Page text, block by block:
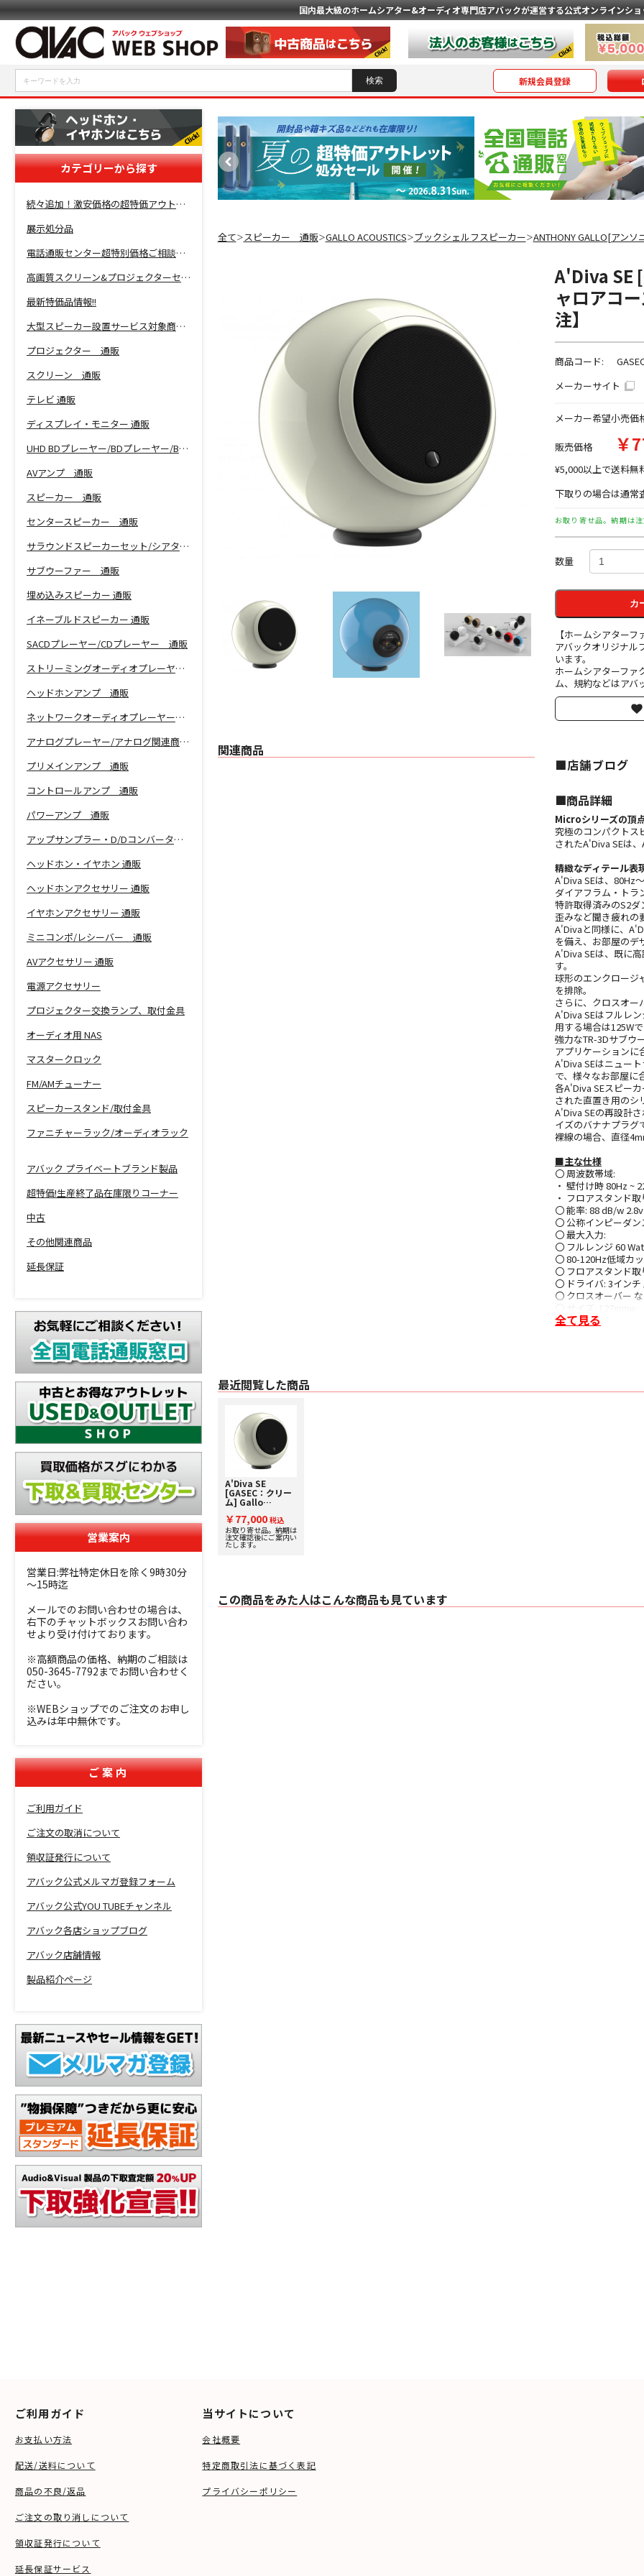
国内最大級のホームシアター&オーディオ専門店アバックが運営する公式オンラインショ
新規会員登録
カテゴリーから探す
続々追加！激安価格の超特価アウトレットセール開催！
展示処分品
電話通販センター超特別価格ご相談コーナー！
高画質スクリーン&プロジェクターセット超特価！
最新特価品情報!!
大型スピーカー設置サービス対象商品！
プロジェクター 通販
スクリーン 通販
テレビ 通販
ディスプレイ・モニター 通販
UHD BDプレーヤー/BDプレーヤー/BDレコーダー 通販
AVアンプ 通販
スピーカー 通販
センタースピーカー 通販
サラウンドスピーカーセット/シアターバー 通販
サブウーファー 通販
埋め込みスピーカー 通販
イネーブルドスピーカー 通販
SACDプレーヤー/CDプレーヤー 通販
ストリーミングオーディオプレーヤー 通販
ヘッドホンアンプ 通販
ネットワークオーディオプレーヤー 通販
アナログプレーヤー/アナログ関連商品 通販
プリメインアンプ 通販
コントロールアンプ 通販
パワーアンプ 通販
アップサンプラー・D/Dコンバーター 通販
ヘッドホン・イヤホン 通販
ヘッドホンアクセサリー 通販
イヤホンアクセサリー 通販
ミニコンポ/レシーバー 通販
AVアクセサリー 通販
電源アクセサリー
プロジェクター交換ランプ、取付金具
オーディオ用 NAS
マスタークロック
FM/AMチューナー
スピーカースタンド/取付金具
ファニチャーラック/オーディオラック
アバック プライベートブランド製品
超特価!生産終了品在庫限りコーナー
中古
その他関連商品
延長保証
営業案内
営業日:弊社特定休日を除く9時30分
～15時迄
メールでのお問い合わせの場合は、
右下のチャットボックスお問い合わ
せより受け付けております。
※高額商品の価格、納期のご相談は
050-3645-7792までお問い合わせく
ださい。
※WEBショップでのご注文のお申し
込みは年中無休です。
ご案内
ご利用ガイド
ご注文の取消について
領収証発行について
アバック公式メルマガ登録フォーム
アバック公式YOU TUBEチャンネル
アバック各店ショップブログ
アバック店舗情報
製品紹介ページ
全て＞スピーカー 通販＞GALLO ACOUSTICS＞ブックシェルフスピーカー＞ANTHONY GALLO[アンソ
関連商品
A'Diva SE
ャロアコ
注】
商品コード:
メーカーサイト
メーカー希望小売価
販売価格 ￥
¥5,000以上で送料無
下取りの場合は通常
お取り寄せ品。納期は
数量
カ
【ホームシアターフ
アバックオリジナル
います。
ホームシアターファ
ム、規約などはアバ
■店舗ブログ
■︎商品詳細
Microシリーズの頂
究極のコンパクトス
されたA'Diva SEは
精緻なディテール表
A'Diva SEは、80Hz
ダイアフラム・トラ
特許取得済みのS2
歪みなど聞き疲れの
A'Divaと同様に、
を備え、お部屋のデ
A'Diva SEは、既に
す。
球形のエンクロージ
を排除。
さらに、クロスオー
A'Diva SEはフルレ
用する場合は125Wで
強力なTR-3Dサブウ
アプリケーションに
A'Diva SEはニュー
で、様々なお部屋に
各A'Diva SEスピー
された直置き用のシ
A'Diva SEの再設計
イズのバナナプラグ
裸線の場合、直径
■主な仕様
〇 周波数帯域:
・ 壁付け時 80Hz ~
・ フロアスタンド
〇 能率: 88 dB/w
〇 公称インピーダン
〇 最大入力:
〇 フルレンジ 60
〇 80-120Hz低域カ
〇 フロアスタンド
〇 ドライバ: 3イン
〇 クロスオーバー
〇 重量: 963g
全て見る
最近閲覧した商品
A'Diva SE
[GASEC：クリー
ム] Gallo
Acoustics [ギャ
ロアコースティッ
クス] 単品スピー
カー 【受注発注】
￥77,000 税込
お取り寄せ品。納期は
注文確認後にご案内い
たします。
この商品をみた人はこんな商品も見ています
ご利用ガイド
お支払い方法
配送/送料について
商品の不良/返品
ご注文の取り消しについて
領収証発行について
延長保証サービス
当サイトについて
会社概要
特定商取引法に基づく表記
プライバシーポリシー